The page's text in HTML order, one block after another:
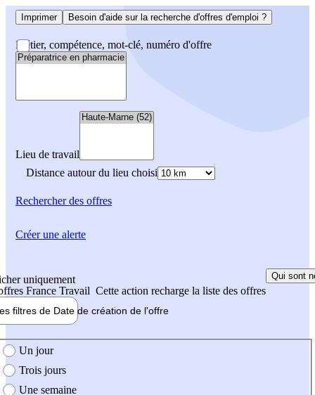
Imprimer Besoin d'aide sur la recherche d'offres d'emploi ?
Métier, compétence, mot-clé, numéro d'offre
Lieu de travail
Distance autour du lieu choisi
Rechercherdes offres
uniquement
France Travail Cette action recharge la liste des offres
Qui sont
filtres de Date de création de l'offre
création de l'offre
Un jour
Trois jours
Une semaine
Créer une alerte